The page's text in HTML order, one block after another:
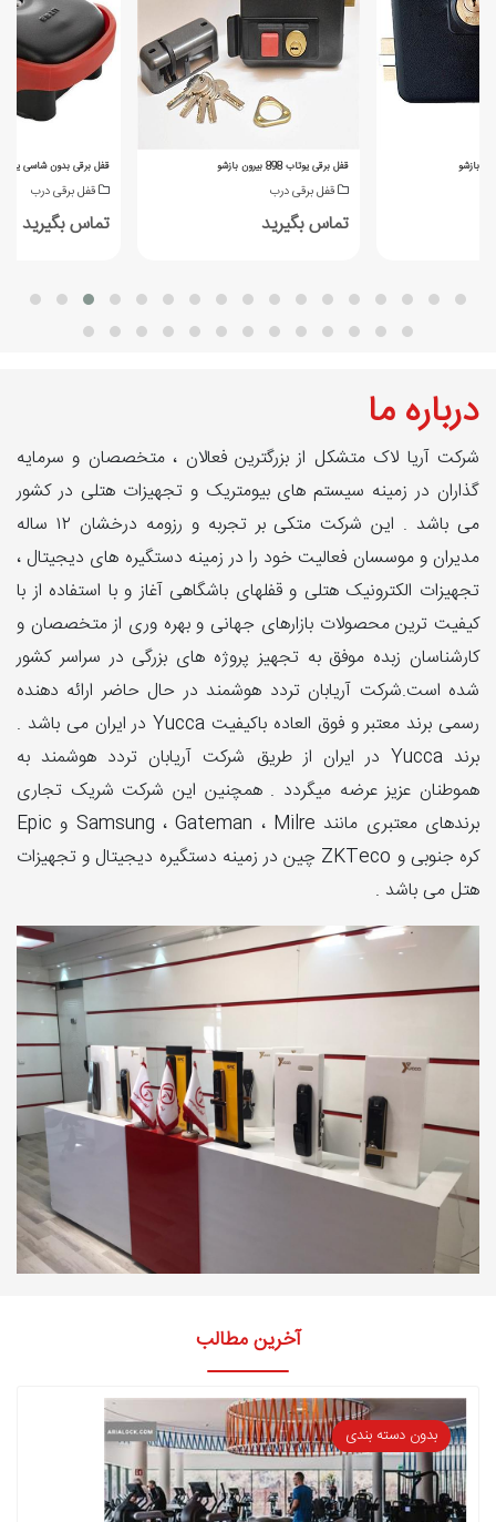
قفل برقی بدون شاسی یوتاب
قفل برقی درب
تماس بگیرید
قفل برقی یوتاب 898 بیرون بازشو
قفل برقی درب
تماس بگیرید
درباره ما
شرکت آریا لاک متشکل از بزرگترین فعالان ، متخصصان و سرمایه
گذاران در زمینه سیستم های بیومتریک و تجهیزات هتلی در کشور
می باشد . این شرکت متکی بر تجربه و رزومه درخشان ۱۲ ساله
مدیران و موسسان فعالیت خود را در زمینه دستگیره های دیجیتال ،
تجهیزات الکترونیک هتلی و قفلهای باشگاهی آغاز و با استفاده از با
کیفیت ترین محصولات بازارهای جهانی و بهره وری از متخصصان و
کارشناسان زبده موفق به تجهیز پروژه های بزرگی در سراسر کشور
شده است.شرکت آریابان تردد هوشمند در حال حاضر ارائه دهنده
رسمی برند معتبر و فوق العاده باکیفیت Yucca در ایران می باشد .
برند Yucca در ایران از طریق شرکت آریابان تردد هوشمند به
هموطنان عزیز عرضه میگردد . همچنین این شرکت شریک تجاری
برندهای معتبری مانند Samsung ، Gateman ، Milre و Epic
کره جنوبی و ZKTeco چین در زمینه دستگیره دیجیتال و تجهیزات
هتل می باشد .
آخرین مطالب
بدون دسته بندی